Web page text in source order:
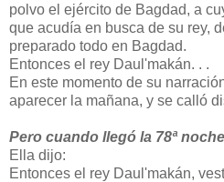
polvo el ejército de Bagdad, a
que acudía en busca de su rey,
preparado todo en Bagdad.
Entonces el rey Daul'makán. . .
En este momento de su
aparecer la mañana, y se calló
Pero cuando llegó la 78ª noche
Ella dijo:
Entonces el rey Daul'makán,